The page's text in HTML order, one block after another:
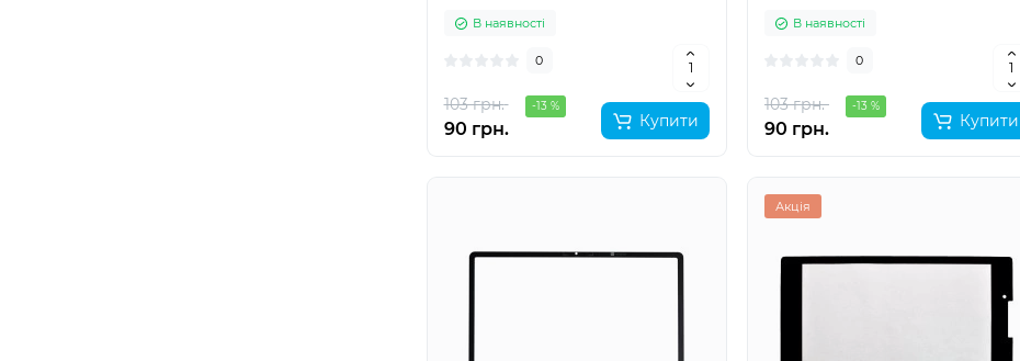
В наявності
0
103 грн. -13 %
90 грн. Купити
В наявності
0
103 грн. -13 %
90 грн. Купити
Акція